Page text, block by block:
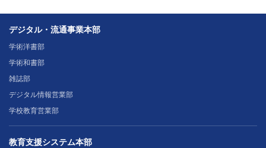
デジタル・流通事業本部
学術洋書部
学術和書部
雑誌部
デジタル情報営業部
学校教育営業部
教育支援システム本部